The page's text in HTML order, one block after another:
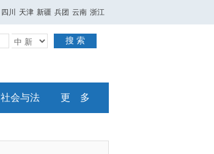
四川 天津 新疆 兵团 云南 浙江
搜 索
社会与法 更 多